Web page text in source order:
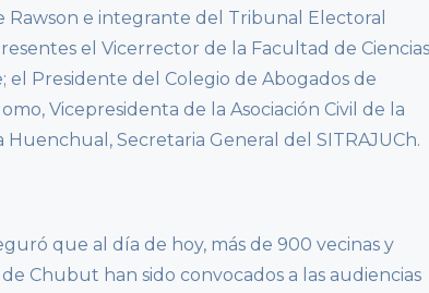
Rawson e integrante del Tribunal Electoral
el Vicerrector de la Facultad de Ciencias
el Presidente del Colegio de Abogados de
Vicepresidenta de la Asociación Civil de la
Secretaria General del SITRAJUCh.
que al día de hoy, más de 900 vecinas y
Chubut han sido convocados a las audiencias